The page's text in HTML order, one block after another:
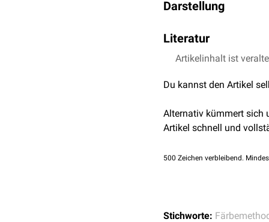
Nervengewebe
Nierengewebe
Darstellung
Myelinscheiden
heller blau gefärbt wird.
Literatur
Richardson KC,
Artikelinhalt ist
Du kannst den Artikel
Alternativ kümmert sich
Artikel schnell und
500 Zeichen verbleibend.
Stichworte: